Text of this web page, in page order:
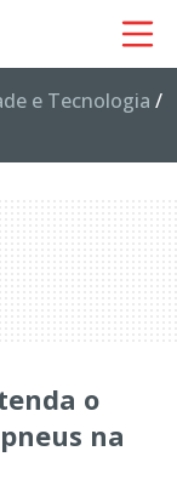
e Tecnologia /
o
na